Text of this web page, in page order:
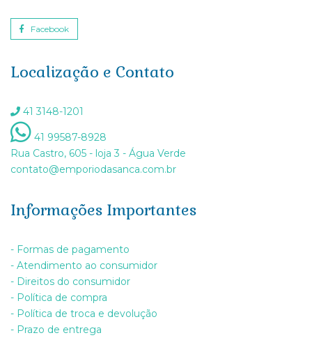
Facebook
Localização e Contato
41 3148-1201
41 99587-8928
Rua Castro, 605 - loja 3 - Água Verde
contato@emporiodasanca.com.br
Informações Importantes
- Formas de pagamento
- Atendimento ao consumidor
- Direitos do consumidor
- Política de compra
- Política de troca e devolução
- Prazo de entrega